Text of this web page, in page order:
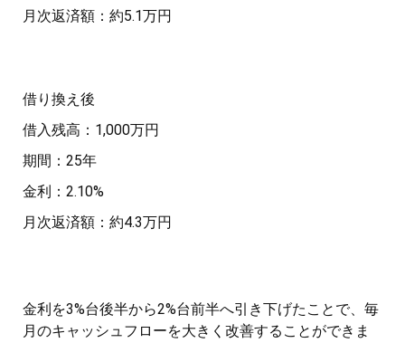
月次返済額：約5.1万円
借り換え後
借入残高：1,000万円
期間：25年
金利：2.10%
月次返済額：約4.3万円
金利を3%台後半から2%台前半へ引き下げたことで、毎
月のキャッシュフローを大きく改善することができま